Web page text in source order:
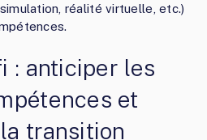
réalité virtuelle, etc.)
: anticiper les
et
transition